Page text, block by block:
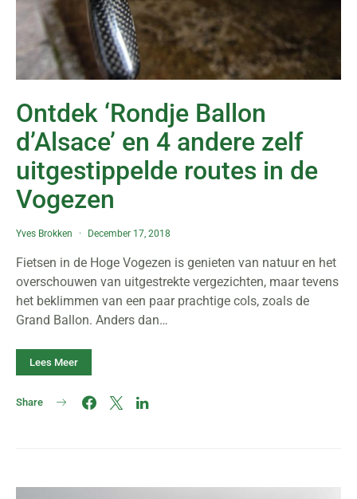
Ontdek ‘Rondje Ballon
d’Alsace’ en 4 andere zelf
uitgestippelde routes in de
Vogezen
Yves Brokken December 17, 2018
Fietsen in de Hoge Vogezen is genieten van natuur en het
overschouwen van uitgestrekte vergezichten, maar tevens
het beklimmen van een paar prachtige cols, zoals de
Grand Ballon. Anders dan…
Lees Meer
Share